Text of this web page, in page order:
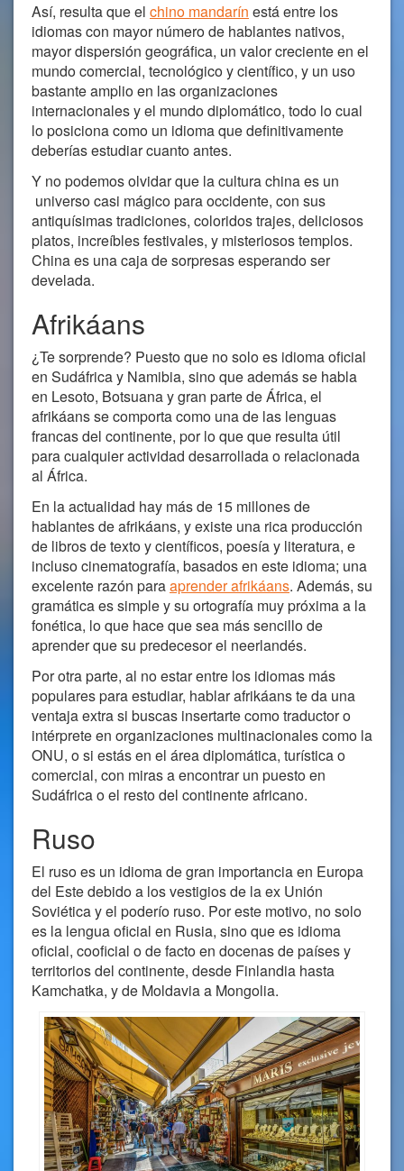
Así, resulta que el chino mandarín está entre los
idiomas con mayor número de hablantes nativos,
mayor dispersión geográfica, un valor creciente en el
mundo comercial, tecnológico y científico, y un uso
bastante amplio en las organizaciones
internacionales y el mundo diplomático, todo lo cual
lo posiciona como un idioma que definitivamente
deberías estudiar cuanto antes.
Y no podemos olvidar que la cultura china es un
universo casi mágico para occidente, con sus
antiquísimas tradiciones, coloridos trajes, deliciosos
platos, increíbles festivales, y misteriosos templos.
China es una caja de sorpresas esperando ser
develada.
Afrikáans
¿Te sorprende? Puesto que no solo es idioma oficial
en Sudáfrica y Namibia, sino que además se habla
en Lesoto, Botsuana y gran parte de África, el
afrikáans se comporta como una de las lenguas
francas del continente, por lo que que resulta útil
para cualquier actividad desarrollada o relacionada
al África.
En la actualidad hay más de 15 millones de
hablantes de afrikáans, y existe una rica producción
de libros de texto y científicos, poesía y literatura, e
incluso cinematografía, basados en este idioma; una
excelente razón paraaprenderafrikáans. Además, su
gramática es simple y su ortografía muy próxima a la
fonética, lo que hace que sea más sencillo de
aprender que su predecesor el neerlandés.
Por otra parte, al no estar entre los idiomas más
populares para estudiar, hablar afrikáans te da una
ventaja extra si buscas insertarte como traductor o
intérprete en organizaciones multinacionales como la
ONU, o si estás en el área diplomática, turística o
comercial, con miras a encontrar un puesto en
Sudáfrica o el resto del continente africano.
Ruso
El ruso es un idioma de gran importancia en Europa
del Este debido a los vestigios de la ex Unión
Soviética y el poderío ruso. Por este motivo, no solo
es la lengua oficial en Rusia, sino que es idioma
oficial, cooficial o de facto en docenas de países y
territorios del continente, desde Finlandia hasta
Kamchatka, y de Moldavia a Mongolia.